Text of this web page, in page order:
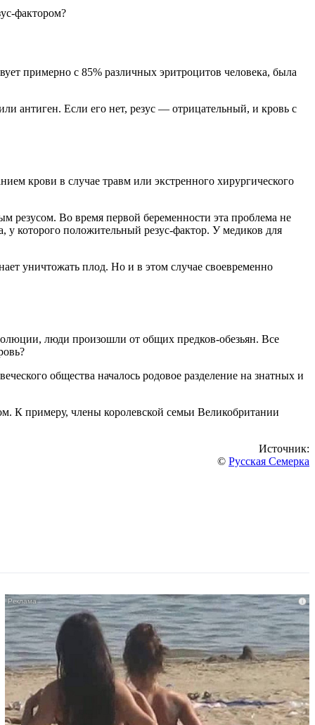
фактором?
примерно с 85% различных эритроцитов человека, была
антиген. Если его нет, резус — отрицательный, и кровь с
крови в случае травм или экстренного хирургического
Во время первой беременности эта проблема не
которого положительный резус-фактор. У медиков для
уничтожать плод. Но и в этом случае своевременно
люди произошли от общих предков-обезьян. Все
общества началось родовое разделение на знатных и
К примеру, члены королевской семьи Великобритании
Источник:
© Русская Семерка
i